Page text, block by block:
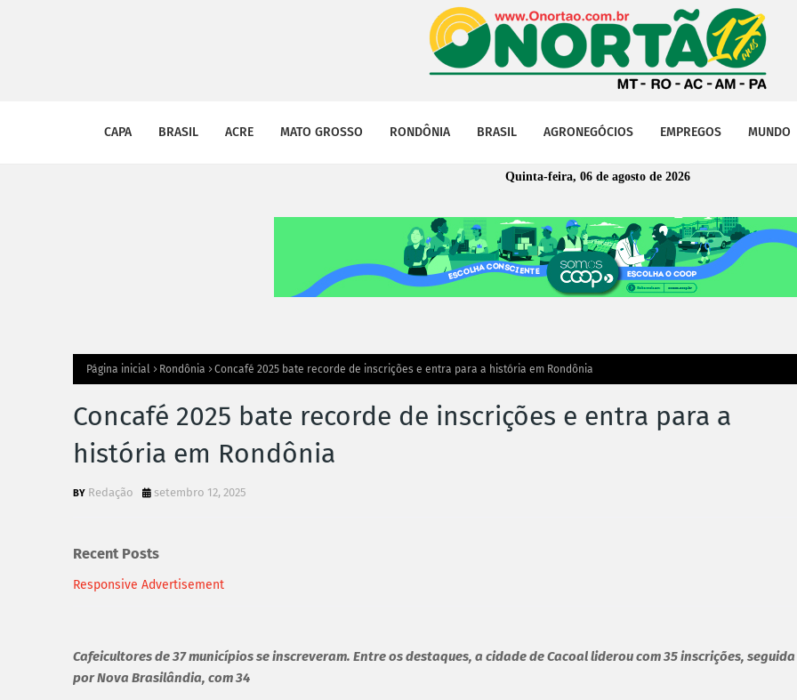
CAPA BRASIL ACRE MATO GROSSO RONDÔNIA BRASIL AGRONEGÓCIOS EMPREGOS MUNDO
Quinta-feira, 06 de agosto de 2026
Página inicial Rondônia Concafé 2025 bate recorde de inscrições e entra para a história em Rondônia
Concafé 2025 bate recorde de inscrições e entra para a
história em Rondônia
Redação setembro 12, 2025
Recent Posts
Responsive Advertisement
Cafeicultores de 37 municípios se inscreveram. Entre os destaques, a cidade de Cacoal liderou com 35 inscrições, seguida
por Nova Brasilândia, com 34